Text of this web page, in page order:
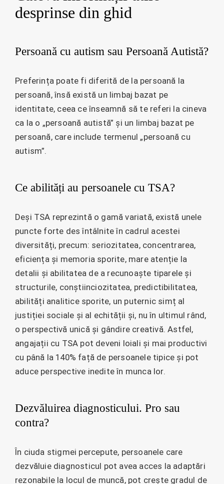
desprinse din ghid
Persoană cu autism sau Persoană Autistă?
Preferința poate fi diferită de la persoană la
persoană, însă există un limbaj bazat pe
identitate, ceea ce înseamnă să te referi la cineva
ca la o „persoană autistă” și un limbaj bazat pe
persoană, care include termenul „persoană cu
autism”.
Ce abilități au persoanele cu TSA?
Deși TSA reprezintă o gamă variată, există unele
puncte forte des întâlnite în cadrul acestei
diversități, precum: seriozitatea, concentrarea,
eficiența și memoria sporite, mare atenție la
detalii și abilitatea de a recunoaște tiparele și
structurile, conștiinciozitatea, predictibilitatea,
abilități analitice sporite, un puternic simț al
justiției sociale și al echității și, nu în ultimul rând,
o perspectivă unică și gândire creativă. Astfel,
angajații cu TSA pot deveni loiali și mai productivi
cu până la 140% față de persoanele tipice și pot
aduce perspective inedite în munca lor.
Dezvăluirea diagnosticului. Pro sau
contra?
În ciuda stigmei percepute, persoanele care
dezvăluie diagnosticul pot avea acces la adaptări
rezonabile la locul de muncă, pot crește gradul de